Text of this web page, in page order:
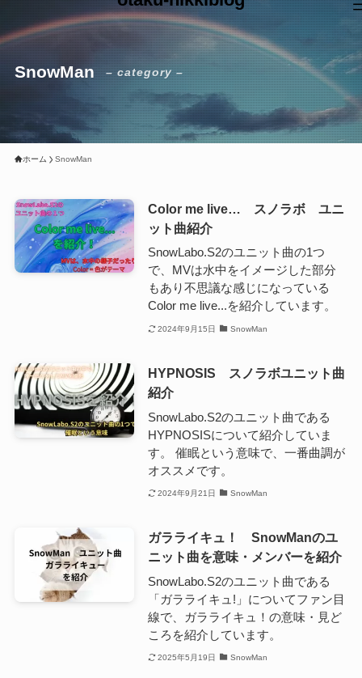
SnowMan – category –
ホーム SnowMan
Color me live… スノラボ ユニ
ット曲紹介
SnowLabo.S2のユニット曲の1つ
で、MVは水中をイメージした部分
もあり不思議な感じになっている
Color me live...を紹介しています。
2024年9月15日 SnowMan
HYPNOSIS スノラボユニット曲
紹介
SnowLabo.S2のユニット曲である
HYPNOSISについて紹介していま
す。 催眠という意味で、一番曲調が
オススメです。
2024年9月21日 SnowMan
ガラライキュ！ SnowManのユ
ニット曲を意味・メンバーを紹介
SnowLabo.S2のユニット曲である
「ガラライキュ!」についてファン目
線で、ガラライキュ！の意味・見ど
ころを紹介しています。
2025年5月19日 SnowMan